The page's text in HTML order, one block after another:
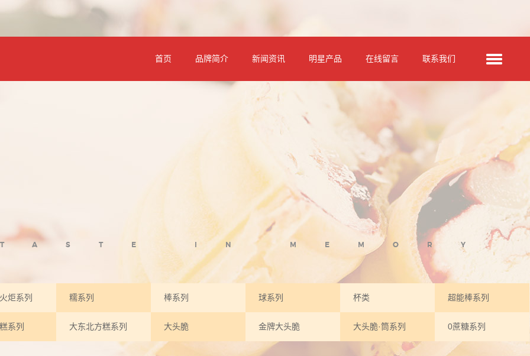
首页 品牌简介 新闻资讯 明星产品 在线留言 联系我们
炬系列 糯系列 棒系列 球系列 杯类 超能棒系列
系列 大东北方糕系列 大头脆 金牌大头脆 大头脆·筒系列 0蔗糖系列